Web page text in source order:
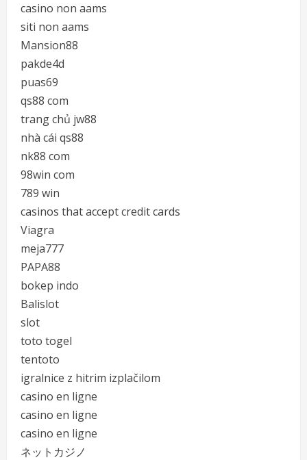
casino non aams
siti non aams
Mansion88
pakde4d
puas69
qs88 com
trang chủ jw88
nhà cái qs88
nk88 com
98win com
789 win
casinos that accept credit cards
Viagra
meja777
PAPA88
bokep indo
Balislot
slot
toto togel
tentoto
igralnice z hitrim izplačilom
casino en ligne
casino en ligne
casino en ligne
ネットカジノ